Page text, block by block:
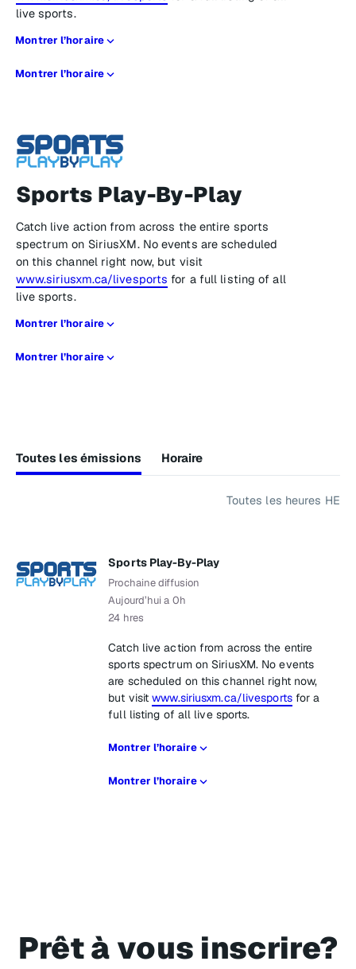
live sports.
Montrer l’horaire
Montrer l’horaire
Sports Play-By-Play
Catch live action from across the entire sports
spectrum on SiriusXM. No events are scheduled
on this channel right now, but visit
www.siriusxm.ca/livesports for a full listing of all
live sports.
Montrer l’horaire
Montrer l’horaire
Toutes les émissions Horaire
Toutes les heures HE
Sports Play-By-Play
Prochaine diffusion
Aujourd’hui a 0h
24 hres
Catch live action from across the entire
sports spectrum on SiriusXM. No events
are scheduled on this channel right now,
but visitwww.siriusxm.ca/livesportsfor a
full listing of all live sports.
Montrer l’horaire
Montrer l’horaire
Prêt à vous inscrire?